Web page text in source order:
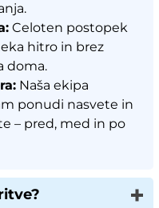
Celoten postopek
hitro in brez
doma.
Naša ekipa
ponudi nasvete in
– pred, med in po